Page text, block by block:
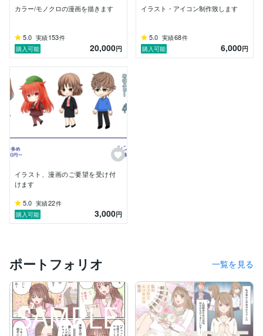
カラー/モノクロの漫画を描きます
5.0 実績153件
購入可能
20,000円
イラスト・アイコン制作致します
5.0 実績68件
購入可能
6,000円
イラスト、漫画のご要望を受け付
けます
5.0 実績22件
購入可能
3,000円
ポートフォリオ 一覧を見る